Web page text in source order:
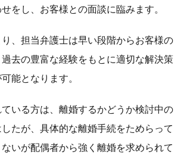
をし、お客様との面談に臨みます。
、担当弁護士は早い段階からお客様の
去の豊富な経験をもとに適切な解決策
能となります。
いる方は、離婚するかどうか検討中の
たが、具体的な離婚手続をためらって
いが配偶者から強く離婚を求められて